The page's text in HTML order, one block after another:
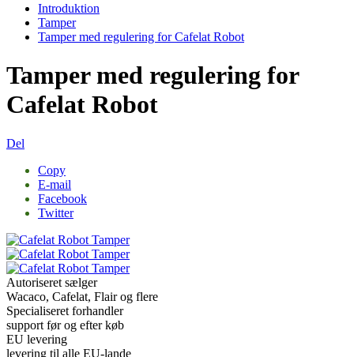
Introduktion
Tamper
Tamper med regulering for Cafelat Robot
Tamper med regulering for
Cafelat Robot
Del
Copy
E-mail
Facebook
Twitter
Autoriseret sælger
Wacaco, Cafelat, Flair og flere
Specialiseret forhandler
support før og efter køb
EU levering
levering til alle EU-lande